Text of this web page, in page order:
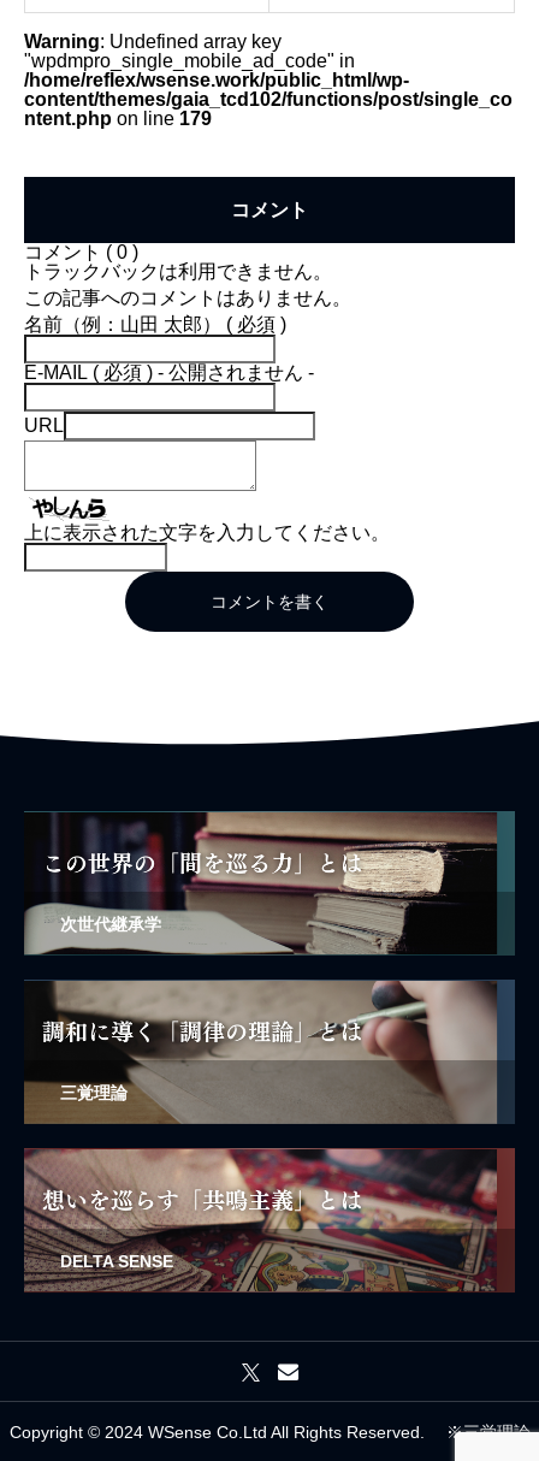
Warning: Undefined array key
"wpdmpro_single_mobile_ad_code" in
/home/reflex/wsense.work/public_html/wp-
content/themes/gaia_tcd102/functions/post/single_co
ntent.php on line 179
コメント
コメント ( 0 )
トラックバックは利用できません。
この記事へのコメントはありません。
名前（例：山田 太郎） ( 必須 )
E-MAIL ( 必須 ) - 公開されません -
URL
上に表示された文字を入力してください。
コメントを書く
次世代継承学
三覚理論
DELTA SENSE
Copyright © 2024 WSense Co.Ltd All Rights Reserved. ※三覚理論